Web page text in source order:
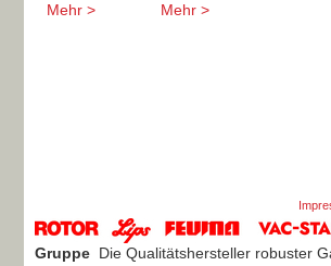
Mehr > Mehr >
Gruppe Die Qualitätshersteller robuster